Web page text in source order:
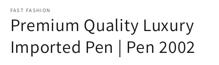
FAST FASHION
Premium Quality Luxury
Imported Pen | Pen 2002